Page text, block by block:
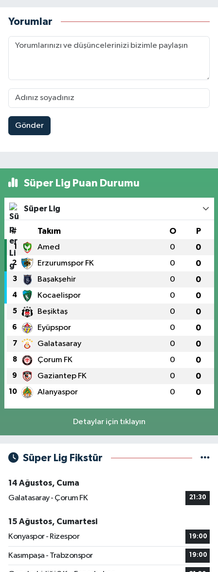
Yorumlar
Gönder
Süper Lig Puan Durumu
Süper Lig
# Takım O P
1 Amed 0 0
2 Erzurumspor FK 0 0
3 Başakşehir 0 0
4 Kocaelispor 0 0
5 Beşiktaş 0 0
6 Eyüpspor 0 0
7 Galatasaray 0 0
8 Çorum FK 0 0
9 Gaziantep FK 0 0
10 Alanyaspor 0 0
Detaylar için tıklayın
Süper Lig Fikstür
14 Ağustos, Cuma
Galatasaray - Çorum FK
21:30
15 Ağustos, Cumartesi
Konyaspor - Rizespor
19:00
Kasımpaşa - Trabzonspor 19:00